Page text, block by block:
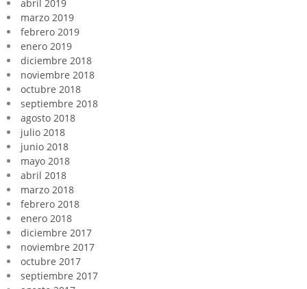
abril 2019
marzo 2019
febrero 2019
enero 2019
diciembre 2018
noviembre 2018
octubre 2018
septiembre 2018
agosto 2018
julio 2018
junio 2018
mayo 2018
abril 2018
marzo 2018
febrero 2018
enero 2018
diciembre 2017
noviembre 2017
octubre 2017
septiembre 2017